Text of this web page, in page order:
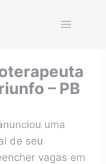
– PB
uma
de seu
vagas em